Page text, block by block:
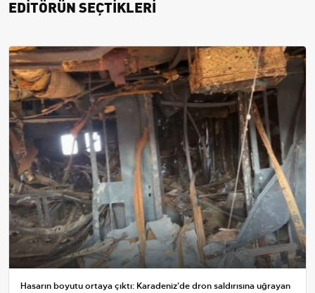
EDİTÖRÜN SEÇTİKLERİ
Hasarın boyutu ortaya çıktı: Karadeniz'de dron saldırısına uğrayan